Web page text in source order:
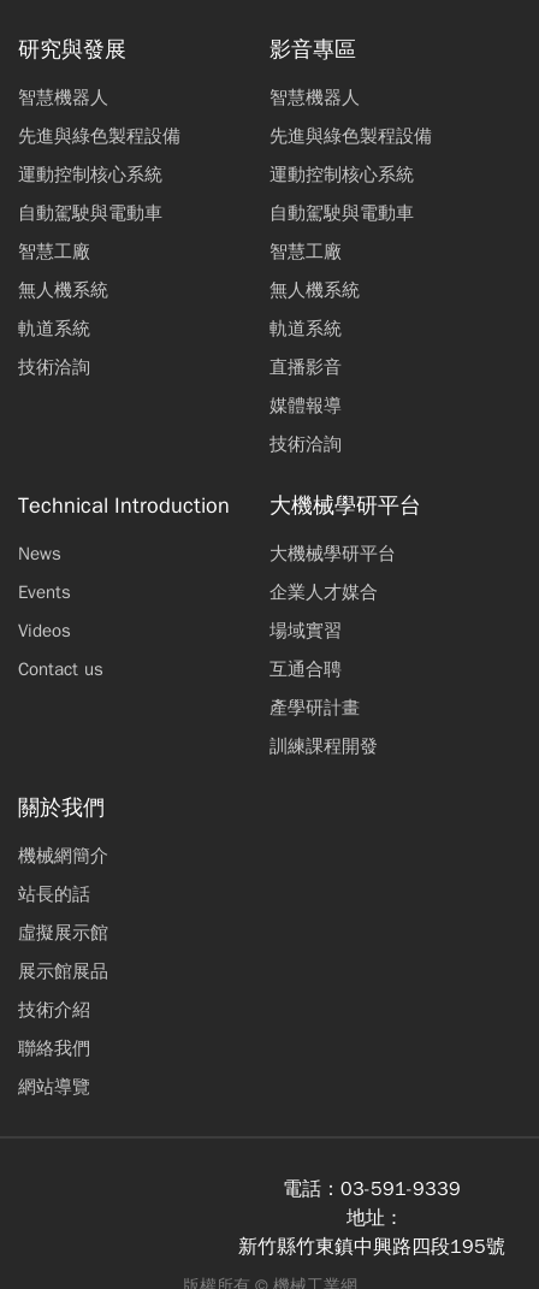
研究與發展
智慧機器人
先進與綠色製程設備
運動控制核心系統
自動駕駛與電動車
智慧工廠
無人機系統
軌道系統
技術洽詢
影音專區
智慧機器人
先進與綠色製程設備
運動控制核心系統
自動駕駛與電動車
智慧工廠
無人機系統
軌道系統
直播影音
媒體報導
技術洽詢
Technical Introduction
News
Events
Videos
Contact us
大機械學研平台
大機械學研平台
企業人才媒合
場域實習
互通合聘
產學研計畫
訓練課程開發
關於我們
機械網簡介
站長的話
虛擬展示館
展示館展品
技術介紹
聯絡我們
網站導覽
電話： 03-591-9339
地址 :
新竹縣竹東鎮中興路四段195號